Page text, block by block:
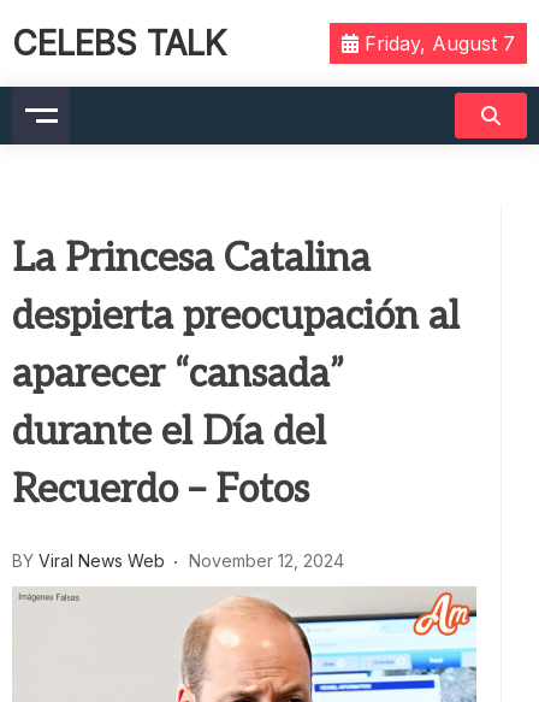
CELEBS TALK Friday, August 7
La Princesa Catalina
despierta preocupación al
aparecer “cansada”
durante el Día del
Recuerdo – Fotos
BY Viral News Web November 12, 2024